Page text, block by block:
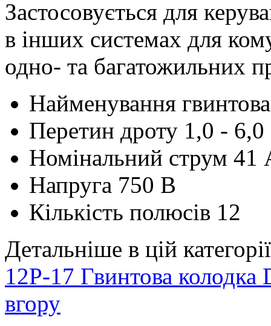
Застосовується для
в інших системах для
одно- та багатожильних
Найменування
Перетин дроту 1,0 -
Номінальний струм 41
Напруга 750 В
Кількість полюсів 12
Детальніше в цій
12P-17 Гвинтова
вгору